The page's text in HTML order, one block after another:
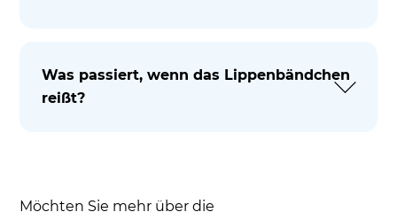
Was passiert, wenn das Lippenbändchen
reißt?
Möchten Sie mehr über die